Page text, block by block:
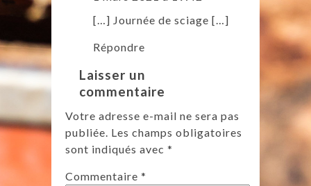
[…] Journée de sciage […]
Répondre
Laisser un
commentaire
Votre adresse e-mail ne sera pas
publiée. Les champs obligatoires
sont indiqués avec *
Commentaire *